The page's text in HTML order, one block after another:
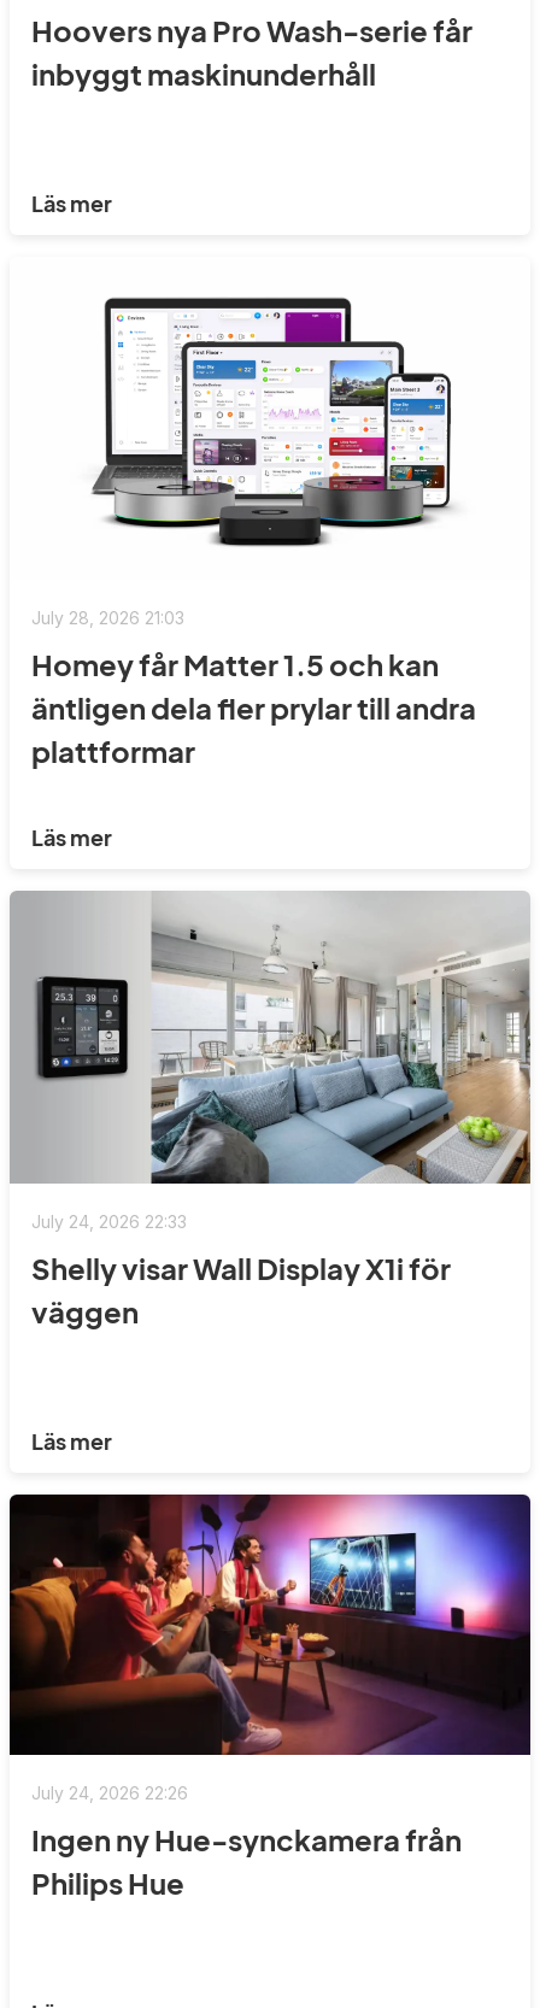
Hoovers nya Pro Wash-serie får
inbyggt maskinunderhåll
Läs mer
July 28, 2026 21:03
Homey får Matter 1.5 och kan
äntligen dela fler prylar till andra
plattformar
Läs mer
July 24, 2026 22:33
Shelly visar Wall Display X1i för
väggen
Läs mer
July 24, 2026 22:26
Ingen ny Hue-synckamera från
Philips Hue